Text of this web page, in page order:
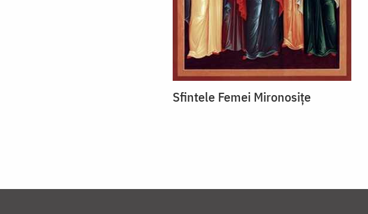
Sfintele Femei Mironosițe